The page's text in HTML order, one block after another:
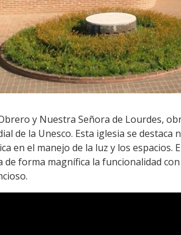
y Nuestra Señora de Lourdes,
de la Unesco. Esta iglesia se
en el manejo de la luz y los
de forma magnífica la funcionalidad